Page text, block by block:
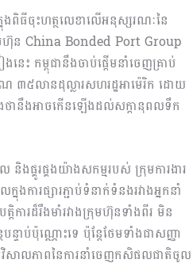
និង
រហ័ស
នុងពិធីចុះហត្ថលេខាលើអនុស្សរណៈនៃ
រុមហ៊ុន China Bonded Port Group
ះ កម្ពុជានឹងចាប់ផ្តើមនាំចេញគ្រាប់
៣៥លានដុល្លារសហរដ្ឋអាម៉េរិក ដោយ
ងថានឹងអាចកើនឡើងដល់សក្តានុពលទឹក
ងផ្គូរផ្គងយ៉ាងសកម្មរបស់ ក្រុមការងារ
ការផ្សារភ្ជាប់ទំនាក់ទំនងរវាងអ្នកនាំ
ការដ៏រឹងមាំរវាងក្រុមហ៊ុនទាំងពីរ មិន
ទាប់ប៉ុណ្ណោះទេ ប៉ុន្តែថែមទាំងជាសញ្ញា
វិសាលភាពនៃការនាំចេញកសិផលជាតិចូល